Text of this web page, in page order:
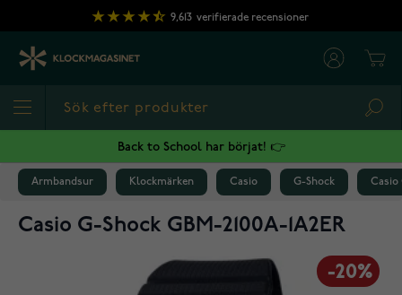
Hoppa till innehållet
9,613 verifierade recensioner
Back to School har börjat! 👉
Armbandsur Klockmärken Casio G-Shock Casio
Casio G-Shock GBM-2100A-1A2ER
-20%